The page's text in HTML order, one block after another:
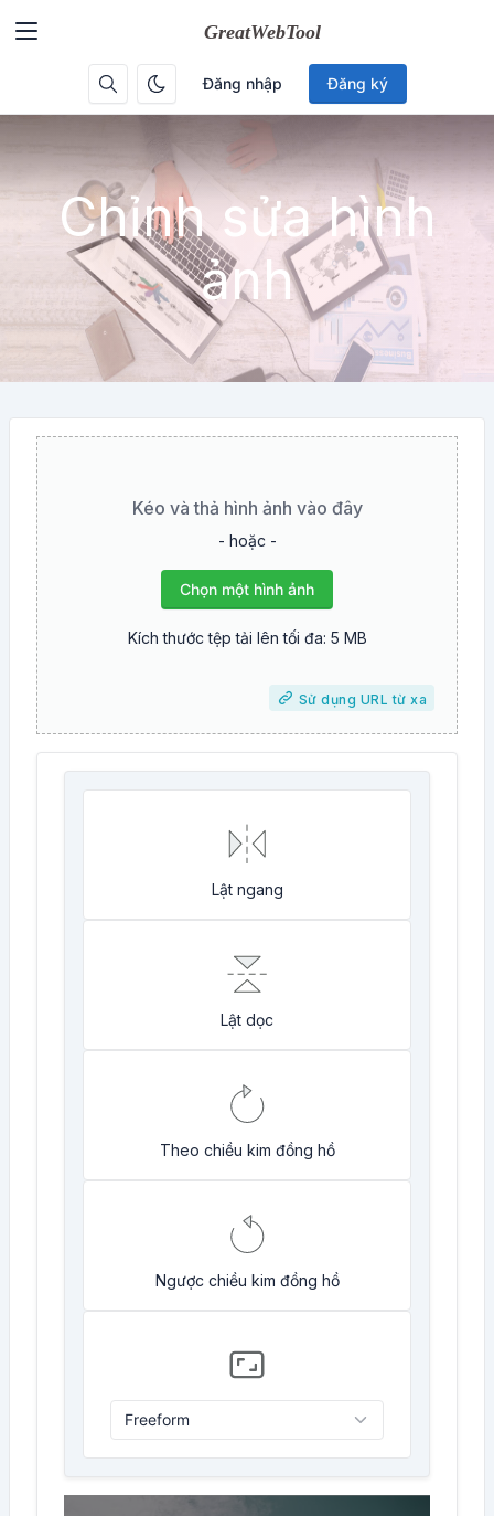
Đăng nhập Đăng ký
Chỉnh sửa hình
ảnh
Kéo và thả hình ảnh vào đây
- hoặc -
Chọn một hình ảnh
Kích thước tệp tải lên tối đa: 5 MB
Sử dụng URL từ xa
Lật ngang
Lật dọc
Theo chiều kim đồng hồ
Ngược chiều kim đồng hồ